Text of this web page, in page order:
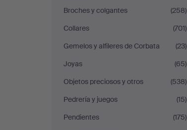
Auktionshuset
Thelin
Johansson
Broches y colgantes
(258)
Collares
(701)
Gemelos y alfileres de Corbata
(23)
Joyas
(65)
Objetos preciosos y otros
(538)
Pedrería y juegos
(15)
Pendientes
(175)